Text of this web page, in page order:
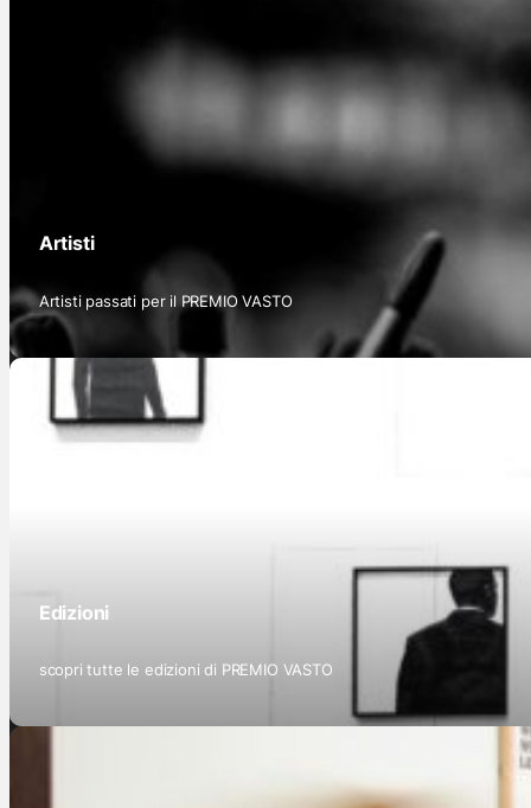
Artisti
Artisti passati per il PREMIO VASTO
Edizioni
scopri tutte le edizioni di PREMIO VASTO